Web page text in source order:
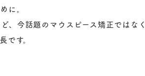
に。
、今話題のマウスピース矯正ではな
す。